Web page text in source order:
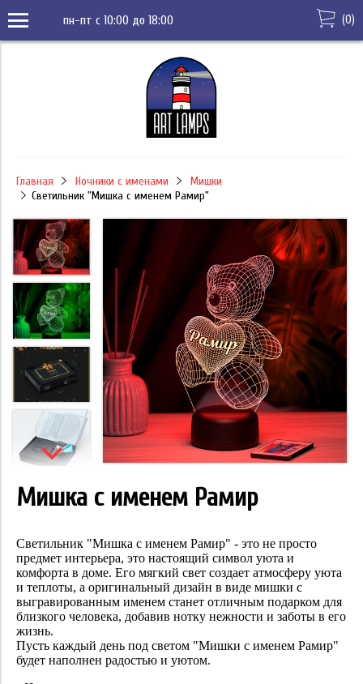
пн-пт с 10:00 до 18:00 (0)
Главная Ночники с именами
Мишки
Светильник "Мишка с именем Рамир"
Мишка с именем Рамир
Cветильник "Мишка с именем Рамир" - это не просто
предмет интерьера, это настоящий символ уюта и
комфорта в доме. Его мягкий свет создает атмосферу уюта
и теплоты, а оригинальный дизайн в виде мишки с
выгравированным именем станет отличным подарком для
близкого человека, добавив нотку нежности и заботы в его
жизнь.
Пусть каждый день под светом "Мишки с именем Рамир"
будет наполнен радостью и уютом.